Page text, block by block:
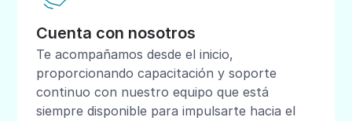
Cuenta con nosotros
Te acompañamos desde el inicio,
proporcionando capacitación y soporte
continuo con nuestro equipo que está
siempre disponible para impulsarte hacia el